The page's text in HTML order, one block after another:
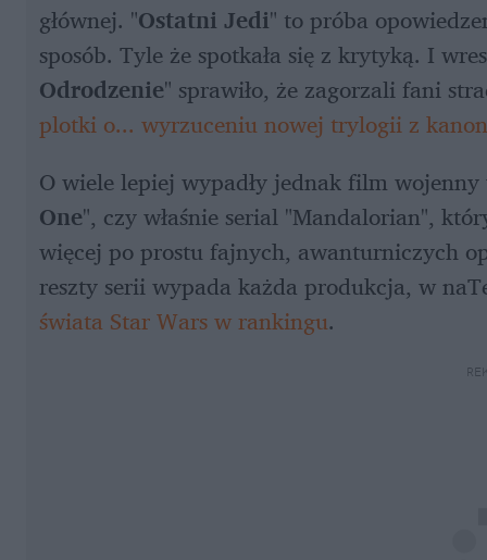
głównej. "Ostatni Jedi" to próba
sposób. Tyle że spotkała się z krytyką. I
Odrodzenie" sprawiło, że zagorzali fani
plotki o... wyrzuceniu nowej trylogii z
O wiele lepiej wypadły jednak film
One", czy właśnie serial "Mandalorian",
więcej po prostu fajnych, awanturniczych
reszty serii wypada każda produkcja, w
świata Star Wars w rankingu.